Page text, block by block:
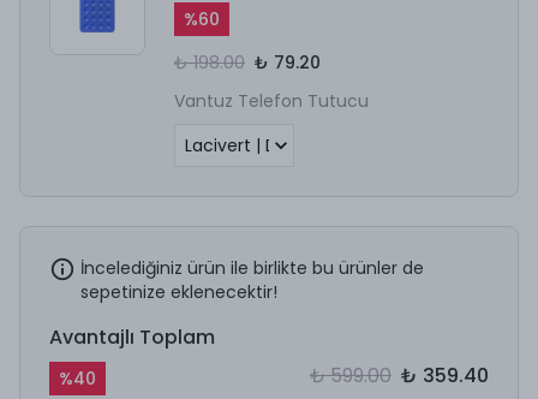
%60
₺ 198.00 ₺ 79.20
Vantuz Telefon Tutucu
İncelediğiniz ürün ile birlikte bu ürünler de
sepetinize eklenecektir!
Avantajlı Toplam
%40 ₺ 599.00 ₺ 359.40